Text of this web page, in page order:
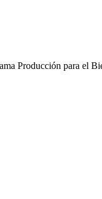
Producción para